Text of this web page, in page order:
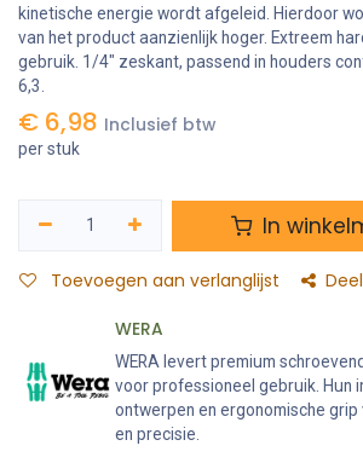
kinetische energie wordt afgeleid. Hierdoor
van het product aanzienlijk hoger. Extreem
gebruik. 1/4" zeskant, passend in houders
6,3.
€ 6,98 Inclusief btw
per stuk
In
Toevoegen aan verlanglijst Deel
WERA
WERA levert premium
voor professioneel gebruik. Hun
ontwerpen en ergonomische
en precisie.